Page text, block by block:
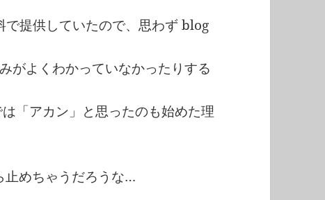
提供していたので、思わず blog
がよくわかっていなかったりする
「アカン」と思ったのも始めた理
止めちゃうだろうな…